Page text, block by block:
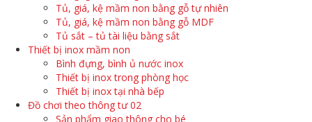
Tủ, giá, kệ mầm non bằng gỗ tự nhiên
Tủ, giá, kệ mầm non bằng gỗ MDF
Tủ sắt – tủ tài liệu bằng sắt
Thiết bị inox mầm non
Bình đựng, bình ủ nước inox
Thiết bị inox trong phòng học
Thiết bị inox tại nhà bếp
Đồ chơi theo thông tư 02
Sản phẩm giao thông cho bé